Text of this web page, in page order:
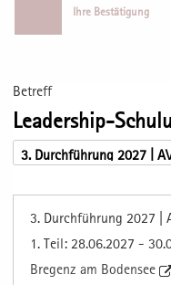
Ihre Bestätigung
Betreff
Leadership-
3. Durchführung 2027 |
1. Teil: 28.06.2027 -
Bregenz am Bodensee